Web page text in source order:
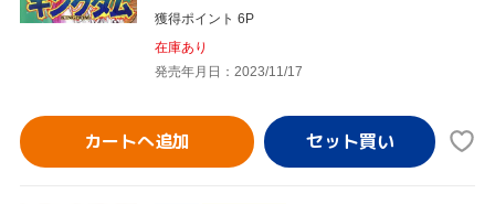
獲得ポイント 6P
在庫あり
発売年月日：2023/11/17
カートへ追加